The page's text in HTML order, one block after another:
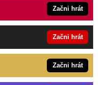
Začni hrát
Začni hrát
Začni hrát